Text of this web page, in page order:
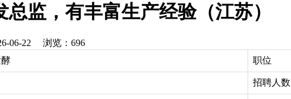
监，有丰富生产经验（江苏）
06-22 浏览： 696
职位
招聘人数